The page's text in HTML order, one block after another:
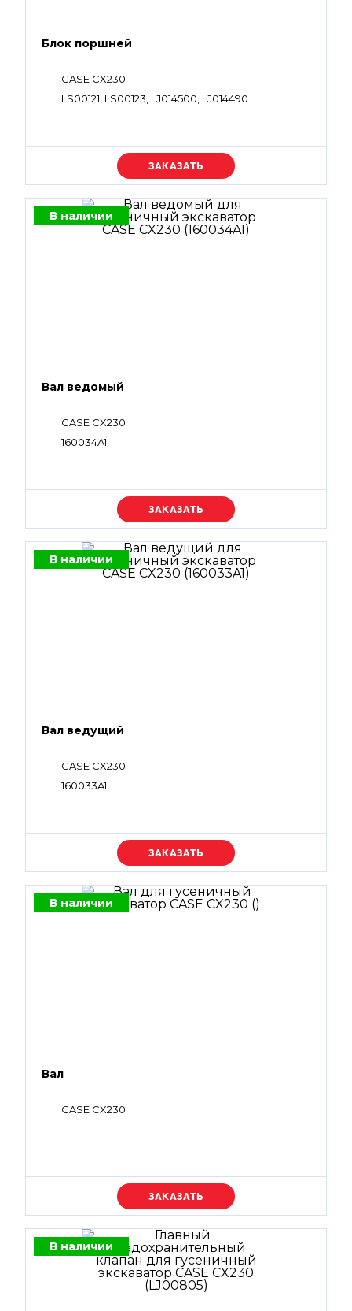
Блок поршней
CASE CX230
LS00121, LS00123, LJ014500, LJ014490
Уточняйте цену
В наличии
Вал ведомый
CASE CX230
160034A1
Уточняйте цену
В наличии
Вал ведущий
CASE CX230
160033A1
Уточняйте цену
В наличии
Вал
CASE CX230
Уточняйте цену
В наличии